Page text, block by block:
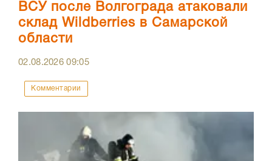
ВСУ после Волгограда атаковали
склад Wildberries в Самарской
области
02.08.202609:05
Комментарии